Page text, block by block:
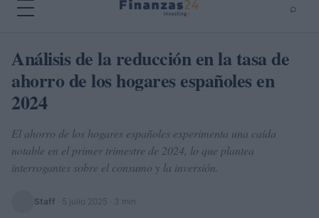
⌕
Buscar ⌕
Análisis de la reducción en la tasa de
ahorro de los hogares españoles en
2024
El ahorro de los hogares españoles experimenta una caída
notable en el primer trimestre de 2024, lo que plantea
interrogantes sobre el consumo y la inversión.
Staff 5 julio 2025 · 3 min